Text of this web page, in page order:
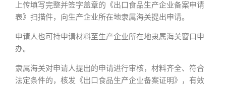
上传填写完整并签字盖章的《出口食品生产企业备案申请
表》扫描件，向生产企业所在地隶属海关提出申请。
申请人也可持申请材料至生产企业所在地隶属海关窗口申
办。
隶属海关对申请人提出的申请进行审核，材料齐全、符合
法定条件的，核发《出口食品生产企业备案证明》，有效